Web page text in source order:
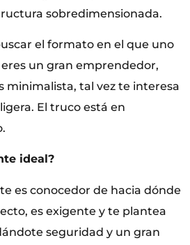
sobredimensionada.
el formato en el que uno
un gran emprendedor,
minimalista, tal vez te interesa
El truco está en
ideal?
es conocedor de hacia dónde
es exigente y te plantea
seguridad y un gran